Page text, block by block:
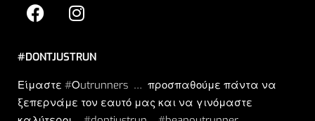
#DONTJUSTRUN
Είμαστε #Οutrunners … προσπαθούμε πάντα να
ξεπερνάμε τον εαυτό μας και να γινόμαστε